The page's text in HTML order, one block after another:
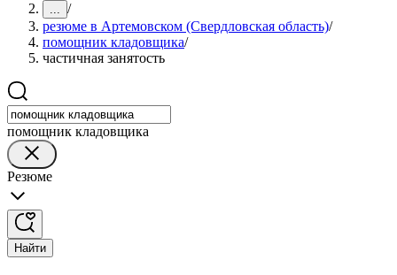
... /
резюме в Артемовском (Свердловская область)/
помощник кладовщика/
частичная занятость
помощник кладовщика
Резюме
Найти